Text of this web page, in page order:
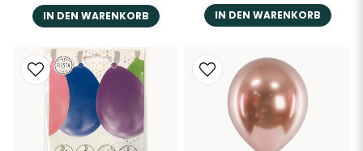
IN DEN WARENKORB IN DEN WARENKORB